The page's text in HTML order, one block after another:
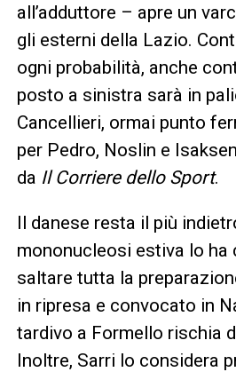
all’adduttore – apre un
gli esterni della Lazio.
ogni probabilità, anche
posto a sinistra sarà in
Cancellieri, ormai punto
per Pedro, Noslin e
da Il Corriere dello Sport.
Il danese resta il più
mononucleosi estiva lo ha
saltare tutta la
in ripresa e convocato in
tardivo a Formello rischia
Inoltre, Sarri lo considera